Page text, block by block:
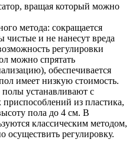
вращая который можно
метода: сокращается
чистые и не нанесут вреда
регулировки
можно спрятать
обеспечивается
имеет низкую стоимость.
устанавливают с
из пластика,
пола до 4 см. В
классическим методом,
осуществить регулировку.